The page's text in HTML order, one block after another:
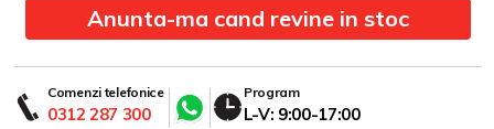
Anunta-ma cand revine in stoc
Comenzi telefonice
0312 287 300
Program
L-V: 9:00-17:00